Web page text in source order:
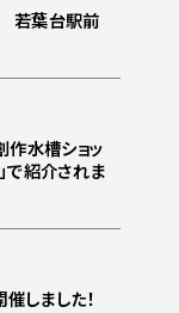
若葉台駅前
作水槽ショッ
で紹介されま
催しました！